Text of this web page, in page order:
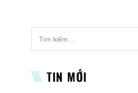
TIN MỚI